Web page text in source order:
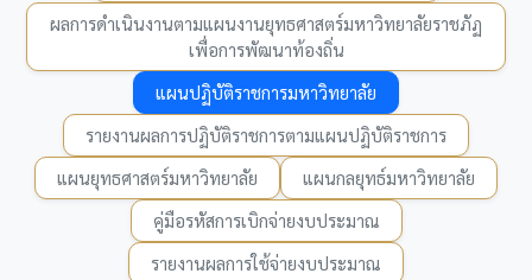
ผลการดำเนินงานตามแผนงานยุทธศาสตร์มหาวิทยาลัยราชภัฏ
เพื่อการพัฒนาท้องถิ่น
แผนปฏิบัติราชการมหาวิทยาลัย
รายงานผลการปฏิบัติราชการตามแผนปฏิบัติราชการ
แผนยุทธศาสตร์มหาวิทยาลัย
แผนกลยุทธ์มหาวิทยาลัย
คู่มือรหัสการเบิกจ่ายงบประมาณ
รายงานผลการใช้จ่ายงบประมาณ